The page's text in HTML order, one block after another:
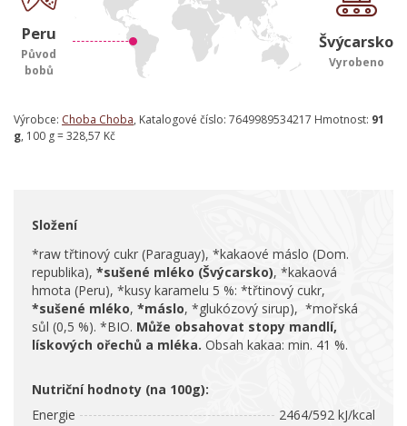
Peru
Původ
bobů
Švýcarsko
Vyrobeno
Výrobce: Choba Choba, Katalogové číslo: 7649989534217 Hmotnost: 91
g, 100 g = 328,57 Kč
Složení
*raw třtinový cukr (Paraguay), *kakaové máslo (Dom.
republika), *sušené mléko (Švýcarsko), *kakaová
hmota (Peru), *kusy karamelu 5 %: *třtinový cukr,
*sušené mléko, *máslo, *glukózový sirup), *mořská
sůl (0,5 %). *BIO. Může obsahovat stopy mandlí,
lískových ořechů a mléka. Obsah kakaa: min. 41 %.
Nutriční hodnoty (na 100g):
Energie
2464/592 kJ/kcal